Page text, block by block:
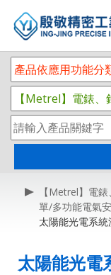
【Metrel】電
單/多功能電氣
太陽能光電系
太陽能光電